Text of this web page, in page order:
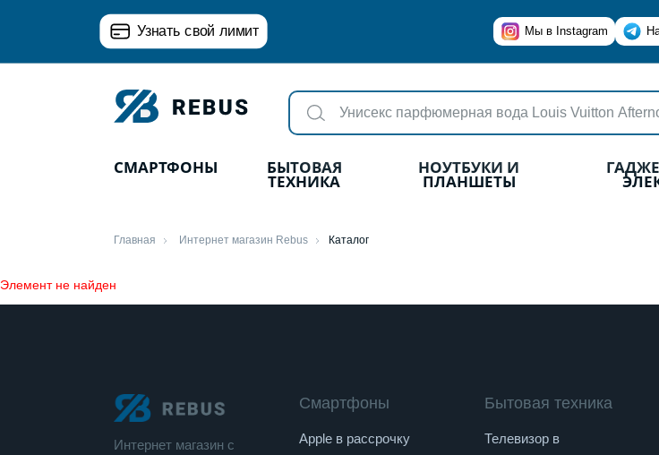
Узнать свой лимит Мы в Instagram
СМАРТФОНЫ БЫТОВАЯ
ТЕХНИКА
НОУТБУКИ И
ПЛАНШЕТЫ
Главная Интернет магазин Rebus Каталог
Элемент не найден
Интернет магазин c
Смартфоны
Apple в рассрочку
Бытовая техника
Телевизор в